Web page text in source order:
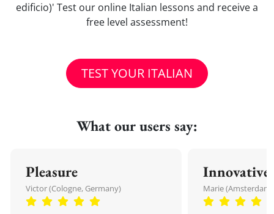
edificio)' Test our online Italian lessons and receive a
free level assessment!
TEST YOUR ITALIAN
What our users say:
Pleasure
Victor (Cologne, Germany)
Innovative
Marie